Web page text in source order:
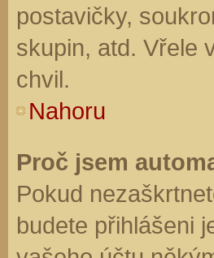
postavičky,
skupin, atd. Vřele
chvil.
Nahoru
Proč jsem
Pokud
budete přihlášeni